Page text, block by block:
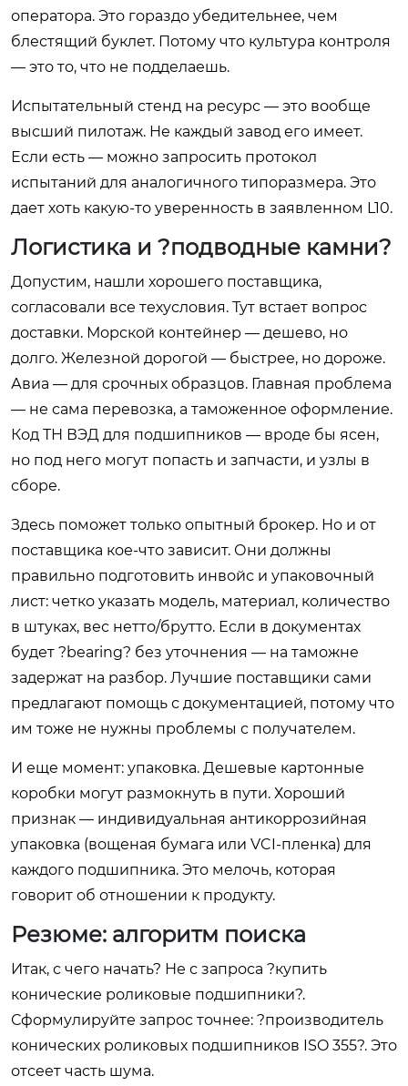
оператора. Это гораздо убедительнее, чем
блестящий буклет. Потому что культура контроля
— это то, что не подделаешь.
Испытательный стенд на ресурс — это вообще
высший пилотаж. Не каждый завод его имеет.
Если есть — можно запросить протокол
испытаний для аналогичного типоразмера. Это
дает хоть какую-то уверенность в заявленном L10.
Логистика и ?подводные камни?
Допустим, нашли хорошего поставщика,
согласовали все техусловия. Тут встает вопрос
доставки. Морской контейнер — дешево, но
долго. Железной дорогой — быстрее, но дороже.
Авиа — для срочных образцов. Главная проблема
— не сама перевозка, а таможенное оформление.
Код ТН ВЭД для подшипников — вроде бы ясен,
но под него могут попасть и запчасти, и узлы в
сборе.
Здесь поможет только опытный брокер. Но и от
поставщика кое-что зависит. Они должны
правильно подготовить инвойс и упаковочный
лист: четко указать модель, материал, количество
в штуках, вес нетто/брутто. Если в документах
будет ?bearing? без уточнения — на таможне
задержат на разбор. Лучшие поставщики сами
предлагают помощь с документацией, потому что
им тоже не нужны проблемы с получателем.
И еще момент: упаковка. Дешевые картонные
коробки могут размокнуть в пути. Хороший
признак — индивидуальная антикоррозийная
упаковка (вощеная бумага или VCI-пленка) для
каждого подшипника. Это мелочь, которая
говорит об отношении к продукту.
Резюме: алгоритм поиска
Итак, с чего начать? Не с запроса ?купить
конические роликовые подшипники?.
Сформулируйте запрос точнее: ?производитель
конических роликовых подшипников ISO 355?. Это
отсеет часть шума.